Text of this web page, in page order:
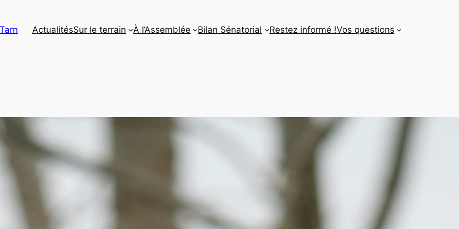
ActualitésSur le terrain À l’Assemblée Bilan Sénatorial Restez informé !Vos questions